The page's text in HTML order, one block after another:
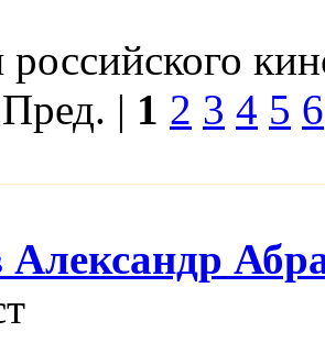
| 1 2 3 4 5 6
Александр